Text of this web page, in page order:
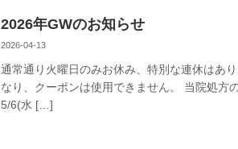
2026年GWのお知らせ
2026-04-13
通常通り火曜日のみお休み、特別な連休はあ
なり、クーポンは使用できません。 当院処方
5/6(水 […]